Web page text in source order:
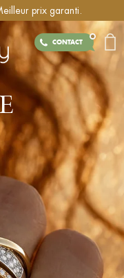
prix garanti.
CONTACT